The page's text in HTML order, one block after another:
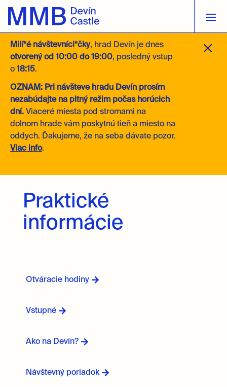
M
Milí*é návštevníci*čky, hrad Devín je dnes
otvorený od 10:00 do 19:00, posledný vstup
o 18:15.
OZNAM: Pri návšteve hradu Devín prosím
nezabúdajte na pitný režim počas horúcich
dní. Viaceré miesta pod stromami na
dolnom hrade vám poskytnú tieň a miesto na
oddych. Ďakujeme, že na seba dávate pozor.
Viac info.
Praktické
informácie
Otváracie hodiny
Vstupné
Ako na Devín?
Návštevný poriadok